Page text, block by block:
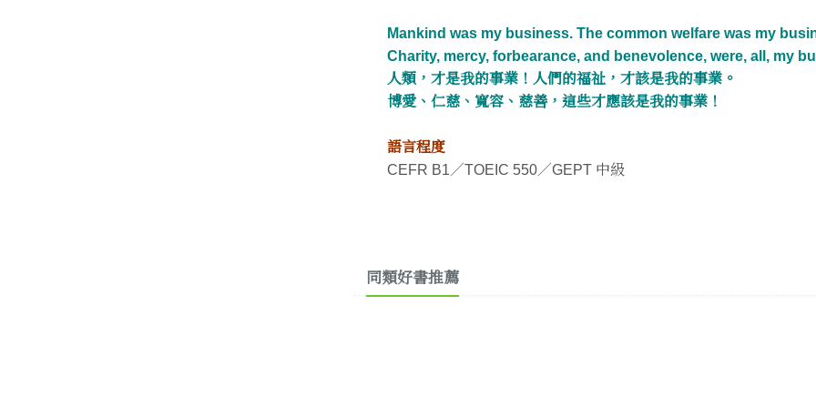
Mankind was my business. The common welfare was my
Charity, mercy, forbearance, and benevolence, were, all, my
人類，才是我的事業！人們的福祉，才該是我的事業。
博愛、仁慈、寬容、慈善，這些才應該是我的事業！
語言程度
CEFR B1／TOEIC 550／GEPT 中級
同類好書推薦